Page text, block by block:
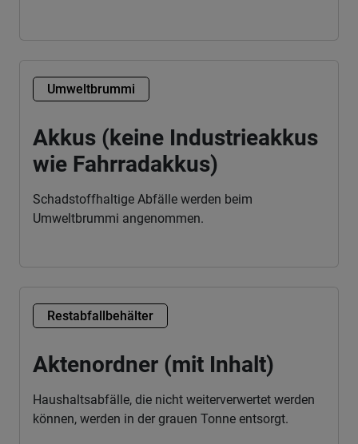
Umweltbrummi
Akkus (keine Industrieakkus
wie Fahrradakkus)
Schadstoffhaltige Abfälle werden beim
Umweltbrummi angenommen.
Restabfallbehälter
Aktenordner (mit Inhalt)
Haushaltsabfälle, die nicht weiterverwertet werden
können, werden in der grauen Tonne entsorgt.